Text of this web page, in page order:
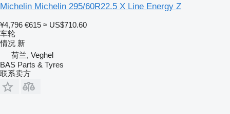
Michelin Michelin 295/60R22.5 X Line Energy Z
¥4,796 €615 ≈ US$710.60
车轮
情况 新
荷兰, Veghel
BAS Parts & Tyres
联系卖方